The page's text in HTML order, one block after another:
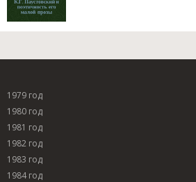
1979 год
1980 год
1981 год
1982 год
1983 год
1984 год